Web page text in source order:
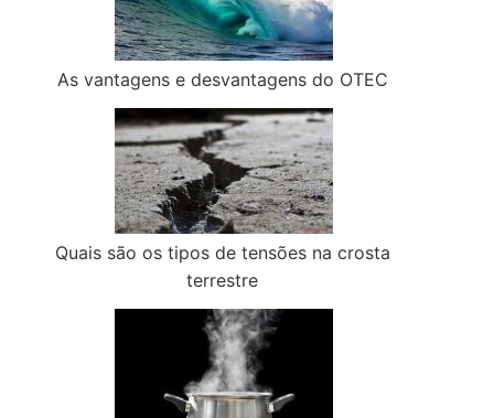
As vantagens e desvantagens do OTEC
Quais são os tipos de tensões na crosta
terrestre